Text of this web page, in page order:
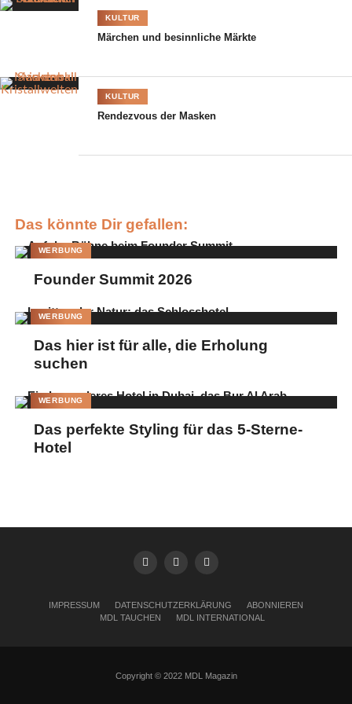
KULTUR
Märchen und besinnliche Märkte
KULTUR
Rendezvous der Masken
Das könnte Dir gefallen:
WERBUNG
Founder Summit 2026
WERBUNG
Das hier ist für alle, die Erholung
suchen
WERBUNG
Das perfekte Styling für das 5-Sterne-
Hotel
IMPRESSUM DATENSCHUTZERKLÄRUNG
ABONNIEREN
MDL TAUCHEN
MDL INTERNATIONAL
Copyright © 2022 MDL Magazin